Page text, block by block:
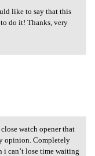
I would
like to say that this
do it! Thanks, very
a
watch opener that
opinion. Completely
i can’t lose time waiting